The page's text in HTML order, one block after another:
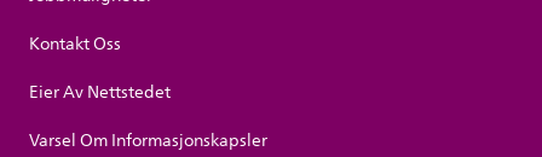
Kontakt Oss
Eier Av Nettstedet
Varsel Om Informasjonskapsler